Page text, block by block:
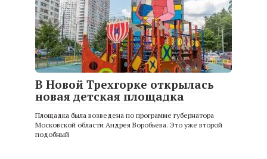
В Новой Трехгорке открылась
новая детская площадка
Площадка была возведена по программе губернатора
Московской области Андрея Воробьева. Это уже второй
подобный